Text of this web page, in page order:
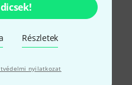
Részletek
nyilatkozat
hírlevél